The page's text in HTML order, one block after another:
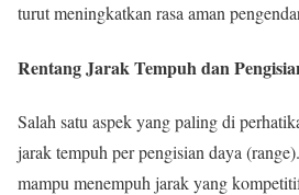
turut meningkatkan rasa aman
Rentang Jarak Tempuh dan
Salah satu aspek yang paling di
jarak tempuh per pengisian daya
mampu menempuh jarak yang